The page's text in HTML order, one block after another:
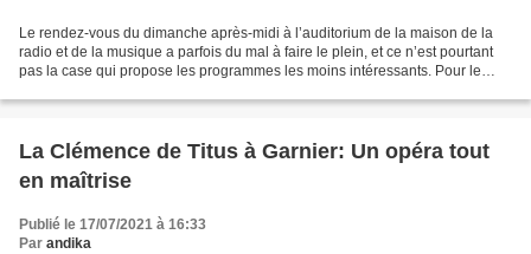
Le rendez-vous du dimanche après-midi à l’auditorium de la maison de la
radio et de la musique a parfois du mal à faire le plein, et ce n’est pourtant
pas la case qui propose les programmes les moins intéressants. Pour le
La Clémence de Titus à Garnier: Un opéra tout
en maîtrise
Publié le 17/07/2021 à 16:33
Par andika